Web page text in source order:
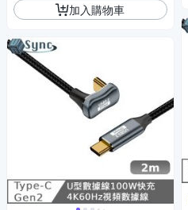
加入購物車